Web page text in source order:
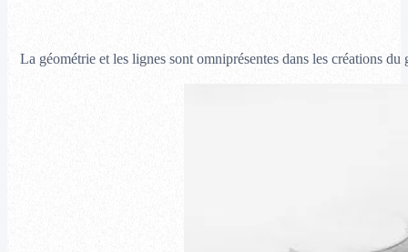
La géométrie et les lignes sont omniprésentes dans les créations